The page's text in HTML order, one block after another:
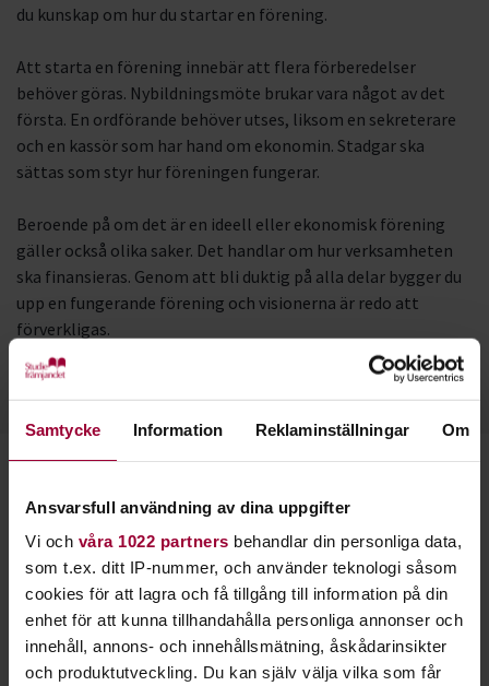
Samtycke Information Reklaminställningar Om
Ansvarsfull användning av dina uppgifter
Vi och våra 1022 partners behandlar din personliga data,
som t.ex. ditt IP-nummer, och använder teknologi såsom
cookies för att lagra och få tillgång till information på din
enhet för att kunna tillhandahålla personliga annonser och
innehåll, annons- och innehållsmätning, åskådarinsikter
och produktutveckling. Du kan själv välja vilka som får
du kunskap om hur du startar en förening.
Att starta en förening innebär att flera förberedelser
behöver göras. Nybildningsmöte brukar vara något av det
första. En ordförande behöver utses, liksom en sekreterare
och en kassör som har hand om ekonomin. Stadgar ska
sättas som styr hur föreningen fungerar.
Beroende på om det är en ideell eller ekonomisk förening
gäller också olika saker. Det handlar om hur verksamheten
ska finansieras. Genom att bli duktig på alla delar bygger du
upp en fungerande förening och visionerna är redo att
förverkligas.
Lär dig tillsammans med andra genom att starta en
studiecirkel hos Studiefrämjandet.
Läs mer om att starta studiecirkel